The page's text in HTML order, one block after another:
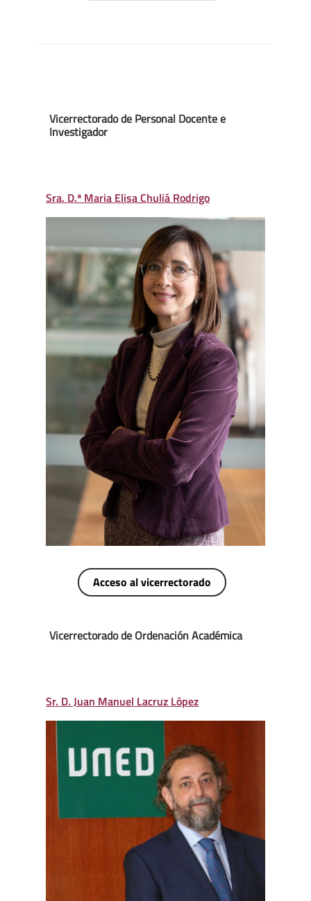
Vicerrectorado de Personal Docente e
Investigador
Sra. D.ª Maria Elisa Chuliá Rodrigo
Acceso al vicerrectorado
Vicerrectorado de Ordenación Académica
Sr. D. Juan Manuel Lacruz López